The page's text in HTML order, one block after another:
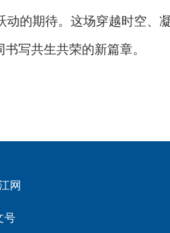
的期待。这场穿越时空、
写共生共荣的新篇章。
网
号